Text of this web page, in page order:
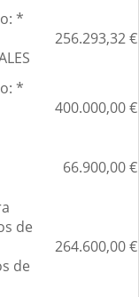
*
256.293,32 €
*
400.000,00 €
66.900,00 €
de
de
264.600,00 €